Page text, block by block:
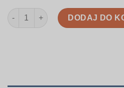
ilość Obrus | Wiosenne króliki i
DODAJ DO